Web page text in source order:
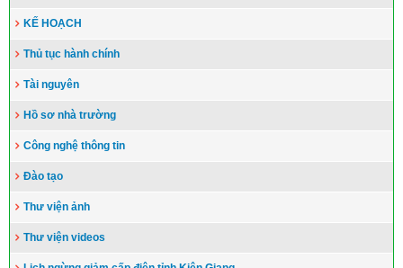
KẾ HOẠCH
Thủ tục hành chính
Tài nguyên
Hồ sơ nhà trường
Công nghệ thông tin
Đào tạo
Thư viện ảnh
Thư viện videos